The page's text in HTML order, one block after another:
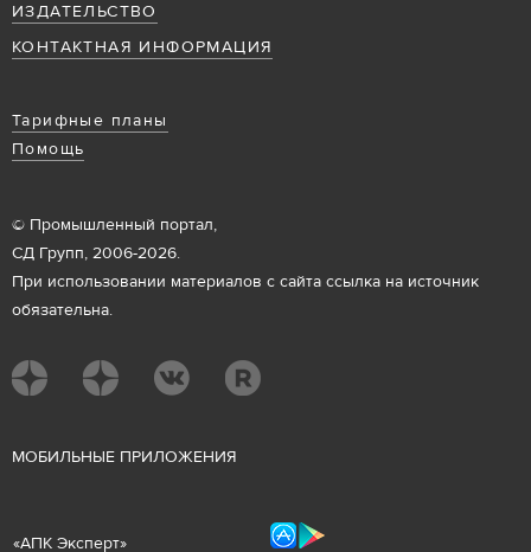
ИЗДАТЕЛЬСТВО
КОНТАКТНАЯ ИНФОРМАЦИЯ
Тарифные планы
Помощь
© Промышленный портал,
СД Групп, 2006-2026.
При использовании материалов с сайта ссылка на источник
обязательна.
МОБИЛЬНЫЕ ПРИЛОЖЕНИЯ
«АПК Эксперт»